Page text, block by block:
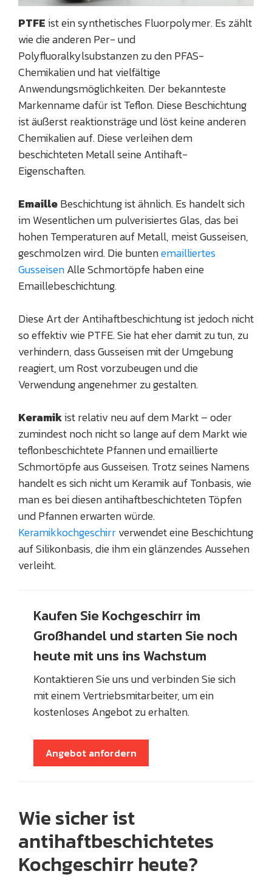
PTFEist ein synthetisches Fluorpolymer. Es zählt
wie die anderen Per- und
Polyfluoralkylsubstanzen zu den PFAS-
Chemikalien und hat vielfältige
Anwendungsmöglichkeiten. Der bekannteste
Markenname dafür ist Teflon. Diese Beschichtung
ist äußerst reaktionsträge und löst keine anderen
Chemikalien auf. Diese verleihen dem
beschichteten Metall seine Antihaft-
Eigenschaften.
EmailleBeschichtung ist ähnlich. Es handelt sich
im Wesentlichen um pulverisiertes Glas, das bei
hohen Temperaturen auf Metall, meist Gusseisen,
geschmolzen wird. Die buntenemailliertes
GusseisenAlle Schmortöpfe haben eine
Emaillebeschichtung.
Diese Art der Antihaftbeschichtung ist jedoch nicht
so effektiv wie PTFE. Sie hat eher damit zu tun, zu
verhindern, dass Gusseisen mit der Umgebung
reagiert, um Rost vorzubeugen und die
Verwendung angenehmer zu gestalten.
Keramikist relativ neu auf dem Markt – oder
zumindest noch nicht so lange auf dem Markt wie
teflonbeschichtete Pfannen und emaillierte
Schmortöpfe aus Gusseisen. Trotz seines Namens
handelt es sich nicht um Keramik auf Tonbasis, wie
man es bei diesen antihaftbeschichteten Töpfen
und Pfannen erwarten würde.
Keramikkochgeschirrverwendet eine Beschichtung
auf Silikonbasis, die ihm ein glänzendes Aussehen
verleiht.
Kaufen Sie Kochgeschirr im
Großhandel und starten Sie noch
heute mit uns ins Wachstum
Kontaktieren Sie uns und verbinden Sie sich
mit einem Vertriebsmitarbeiter, um ein
kostenloses Angebot zu erhalten.
Angebot anfordern
Wie sicher ist
antihaftbeschichtetes
Kochgeschirr heute?